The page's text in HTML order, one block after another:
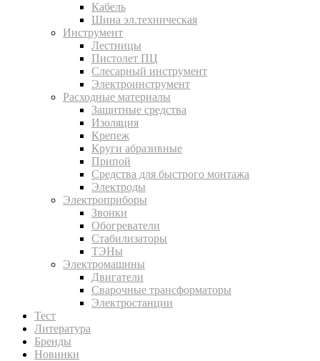
Кабель
Шина эл.техническая
Инструмент
Лестницы
Пистолет ПЦ
Слесарный инструмент
Электроинструмент
Расходные материалы
Защитные средства
Изоляция
Крепеж
Круги абразивные
Припой
Средства для быстрого монтажа
Электроды
Электроприборы
Звонки
Обогреватели
Стабилизаторы
ТЭНы
Электромашины
Двигатели
Сварочные трансформаторы
Электростанции
Тест
Литература
Бренды
Новинки